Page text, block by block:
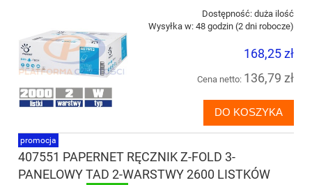
Dostępność: duża ilość
Wysyłka w: 48 godzin (2 dni robocze)
168,25 zł
Cena netto: 136,79 zł
DO KOSZYKA
407551 PAPERNET RĘCZNIK Z-FOLD 3-
PANELOWY TAD 2-WARSTWY 2600 LISTKÓW
promocja